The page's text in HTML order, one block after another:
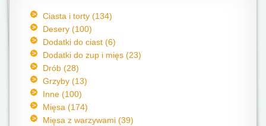
Ciasta i torty (134)
Desery (100)
Dodatki do ciast (6)
Dodatki do zup i mięs (23)
Drób (28)
Grzyby (13)
Inne (100)
Mięsa (174)
Mięsa z warzywami (39)